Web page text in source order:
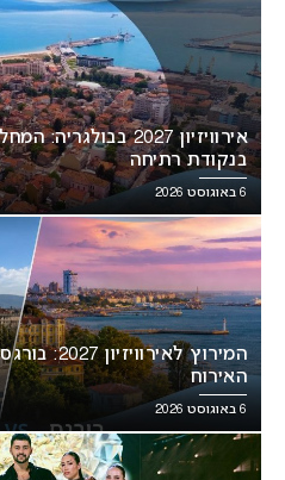
אירוויזיון 2027
בנקודת רתיחה
6 באוגוסט 2026
המירוץ
האירוח
6 באוגוסט 2026